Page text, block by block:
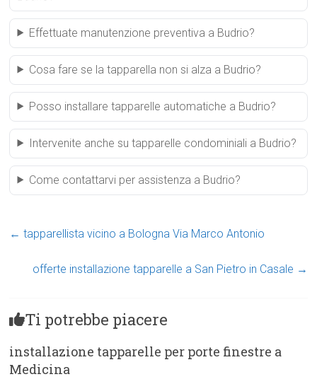
Effettuate manutenzione preventiva a Budrio?
Cosa fare se la tapparella non si alza a Budrio?
Posso installare tapparelle automatiche a Budrio?
Intervenite anche su tapparelle condominiali a Budrio?
Come contattarvi per assistenza a Budrio?
← tapparellista vicino a Bologna Via Marco Antonio
offerte installazione tapparelle a San Pietro in Casale →
Ti potrebbe piacere
installazione tapparelle per porte finestre a
Medicina